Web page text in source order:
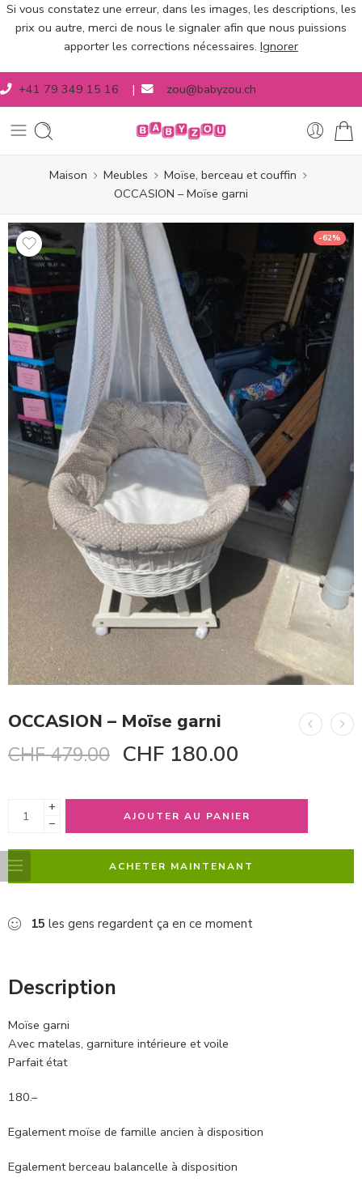
Si vous constatez une erreur, dans les images, les descriptions, les
prix ou autre, merci de nous le signaler afin que nous puissions
apporter les corrections nécessaires. Ignorer
+41 79 349 15 16 | zou@babyzou.ch
Maison Meubles
Moïse, berceau et couffin
OCCASION – Moïse garni
-62%
OCCASION – Moïse garni
CHF479.00 CHF 180.00
+
−
AJOUTER AU PANIER
ACHETER MAINTENANT
15 les gens regardent ça en ce moment
Description
Moïse garni
Avec matelas, garniture intérieure et voile
Parfait état
180.–
Egalement moïse de famille ancien à disposition
Egalement berceau balancelle à disposition